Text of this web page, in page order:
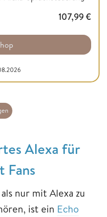
107,99€
Alexa für
Fans
nur mit Alexa zu
ist ein Echo